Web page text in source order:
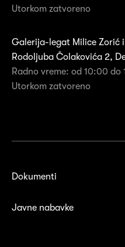
Utorkom zatvoreno
Galerija-legat Milice Zorić
Rodoljuba Čolakovića 2,
Radno vreme: od 10:00 do
Utorkom zatvoreno
Dokumenti
Javne nabavke